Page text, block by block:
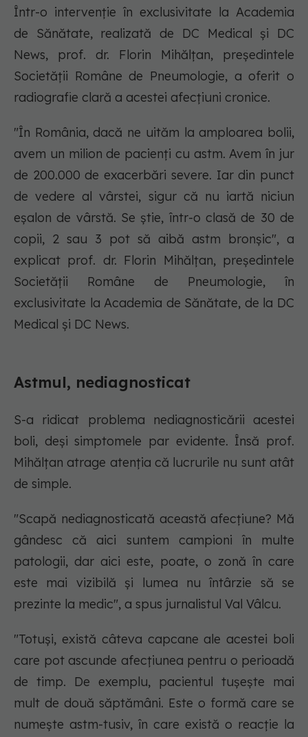
Într-o intervenție în exclusivitate la Academia
de Sănătate, realizată de DC Medical și DC
News, prof. dr. Florin Mihălțan, președintele
Societății Române de Pneumologie, a oferit o
radiografie clară a acestei afecțiuni cronice.
"În România, dacă ne uităm la amploarea bolii,
avem un milion de pacienți cu astm. Avem în jur
de 200.000 de exacerbări severe. Iar din punct
de vedere al vârstei, sigur că nu iartă niciun
eșalon de vârstă. Se știe, într-o clasă de 30 de
copii, 2 sau 3 pot să aibă astm bronșic", a
explicat prof. dr. Florin Mihălțan, președintele
Societății Române de Pneumologie, în
exclusivitate la Academia de Sănătate, de la DC
Medical și DC News.
Astmul, nediagnosticat
S-a ridicat problema nediagnosticării acestei
boli, deși simptomele par evidente. Însă prof.
Mihălțan atrage atenția că lucrurile nu sunt atât
de simple.
"Scapă nediagnosticată această afecțiune? Mă
gândesc că aici suntem campioni în multe
patologii, dar aici este, poate, o zonă în care
este mai vizibilă și lumea nu întârzie să se
prezinte la medic", a spus jurnalistul Val Vâlcu.
"Totuși, există câteva capcane ale acestei boli
care pot ascunde afecțiunea pentru o perioadă
de timp. De exemplu, pacientul tușește mai
mult de două săptămâni. Este o formă care se
numește astm-tusiv, în care există o reacție la